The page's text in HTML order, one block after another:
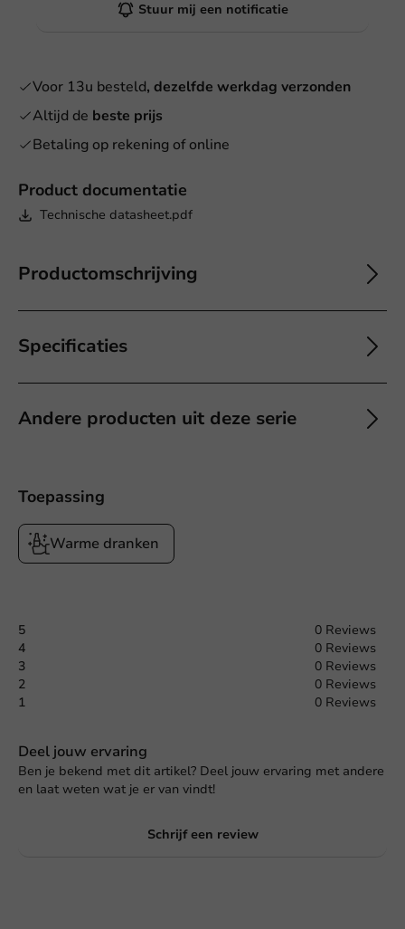
Product documentatie
Technische datasheet.pdf
Productomschrijving
Specificaties
Andere producten uit deze serie
Stuur mij een notificatie
Voor 13u besteld, dezelfde werkdag verzonden
Altijd de beste prijs
Betaling op rekening of online
Toepassing
Warme dranken
5
0 Reviews
4
0 Reviews
3
0 Reviews
2
0 Reviews
1
0 Reviews
Deel jouw ervaring
Ben je bekend met dit artikel? Deel jouw ervaring met andere
en laat weten wat je er van vindt!
Schrijf een review